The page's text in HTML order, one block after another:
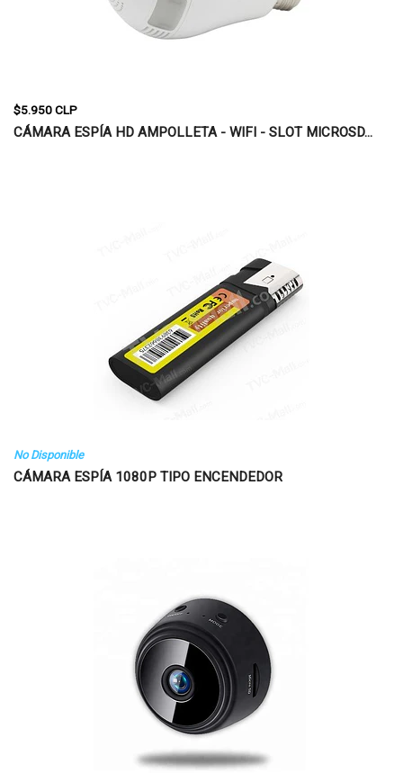
$5.950 CLP
CÁMARA ESPÍA HD AMPOLLETA - WIFI - SLOT MICROSD...
No Disponible
CÁMARA ESPÍA 1080P TIPO ENCENDEDOR